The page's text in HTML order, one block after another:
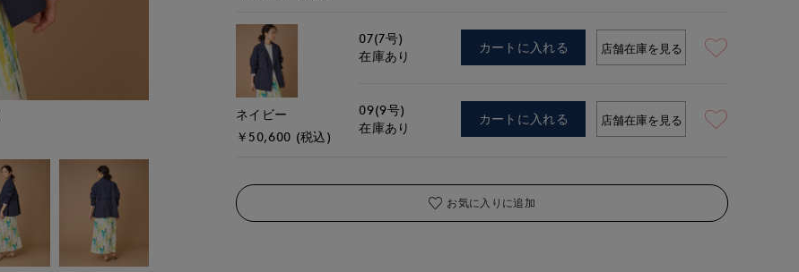
モデル身長:166cm 着用サイズ:09(M)
ネイビー
￥50,600 (税込)
07(7号)
在庫あり
カートに入れる 店舗在庫を見る
09(9号)
在庫あり
カートに入れる 店舗在庫を見る
お気に入りに追加